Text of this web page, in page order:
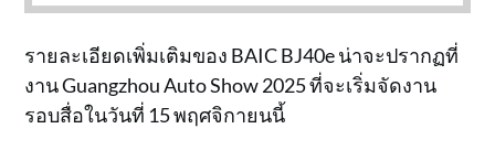
รายละเอียดเพิ่มเติมของ BAIC BJ40e น่าจะปรากฏที่
งาน Guangzhou Auto Show 2025 ที่จะเริ่มจัดงาน
รอบสื่อในวันที่ 15 พฤศจิกายนนี้